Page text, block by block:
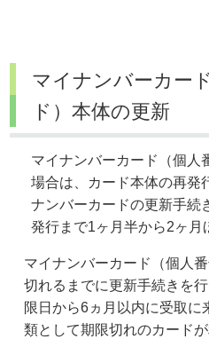
マイナンバーカー
ド）本体の更新
マイナンバーカード（個人
場合は、カード本体の再発
ナンバーカードの更新手続
発行まで1ヶ月半から2ヶ月
マイナンバーカード（個人
切れるまでに更新手続きを
限日から6ヵ月以内に受取
類として期限切れのカードが